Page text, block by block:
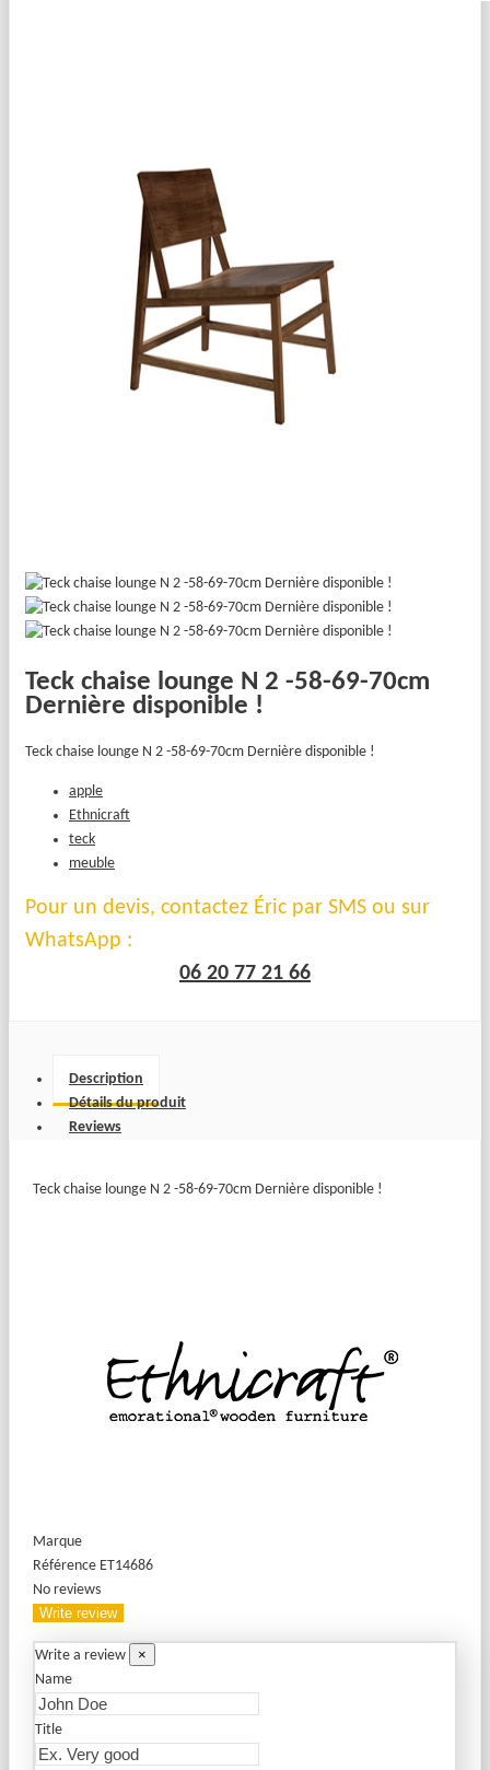
Teck chaise lounge N 2 -58-69-70cm
Dernière disponible !
Teck chaise lounge N 2 -58-69-70cm Dernière disponible !
apple
Ethnicraft
teck
meuble
Pour un devis, contactez Éric par SMS ou sur
WhatsApp :
06 20 77 21 66
Description
Détails du produit
Reviews
Teck chaise lounge N 2 -58-69-70cm Dernière disponible !
Marque
Référence ET14686
No reviews
Write review
Write a review
×
Name
Title